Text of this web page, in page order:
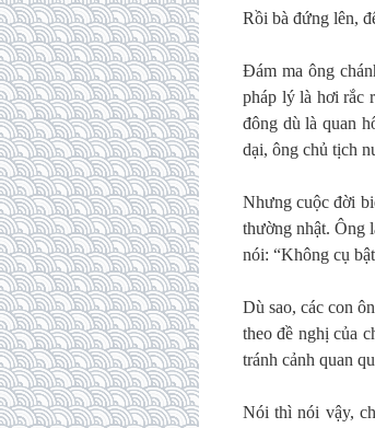
Rồi bà đứng lên,
Đám ma ông
pháp lý là hơi rắc
đông dù là quan
dại, ông chủ tịch
Nhưng cuộc đời
thường nhật. Ông
nói: “Không cụ
Dù sao, các con
theo đề nghị của
tránh cảnh quan
Nói thì nói vậy,